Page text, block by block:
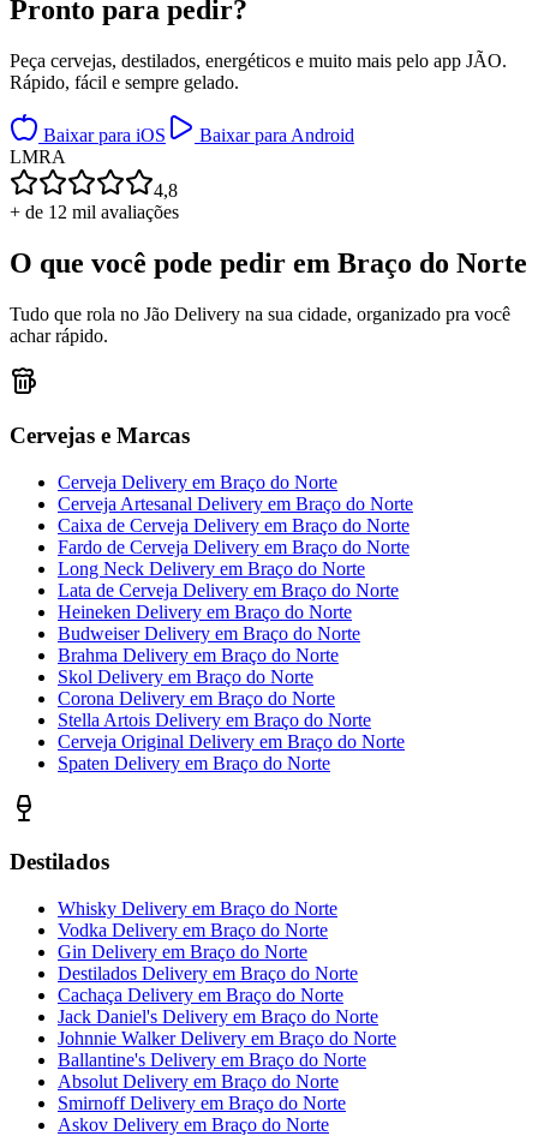
Pronto para pedir?
Peça cervejas, destilados, energéticos e muito mais pelo app JÃO.
Rápido, fácil e sempre gelado.
Baixar para iOS
Baixar para Android
LMRA
4,8
+ de 12 mil avaliações
O que você pode pedir em Braço do Norte
Tudo que rola no Jão Delivery na sua cidade, organizado pra você
achar rápido.
Cervejas e Marcas
Cerveja Delivery em Braço do Norte
Cerveja Artesanal Delivery em Braço do Norte
Caixa de Cerveja Delivery em Braço do Norte
Fardo de Cerveja Delivery em Braço do Norte
Long Neck Delivery em Braço do Norte
Lata de Cerveja Delivery em Braço do Norte
Heineken Delivery em Braço do Norte
Budweiser Delivery em Braço do Norte
Brahma Delivery em Braço do Norte
Skol Delivery em Braço do Norte
Corona Delivery em Braço do Norte
Stella Artois Delivery em Braço do Norte
Cerveja Original Delivery em Braço do Norte
Spaten Delivery em Braço do Norte
Destilados
Whisky Delivery em Braço do Norte
Vodka Delivery em Braço do Norte
Gin Delivery em Braço do Norte
Destilados Delivery em Braço do Norte
Cachaça Delivery em Braço do Norte
Jack Daniel's Delivery em Braço do Norte
Johnnie Walker Delivery em Braço do Norte
Ballantine's Delivery em Braço do Norte
Absolut Delivery em Braço do Norte
Smirnoff Delivery em Braço do Norte
Askov Delivery em Braço do Norte